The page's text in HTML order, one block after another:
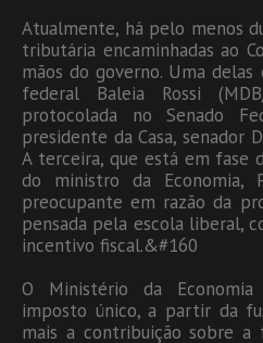
Atualmente, há pelo menos
tributária encaminhadas ao
mãos do governo. Uma
federal Baleia Rossi
protocolada no Senado
presidente da Casa, senador
A terceira, que está em fase
do ministro da Economia,
preocupante em razão da
pensada pela escola liberal,
incentivo fiscal.&#160
O Ministério da
imposto único, a partir da
mais a contribuição sobre a